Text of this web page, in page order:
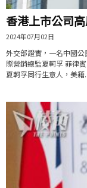
香港上市公司
2024年07月02日
外交部證實，一名中國
際營銷總監夏軻孚 菲律
夏軻孚同行生意人，美籍